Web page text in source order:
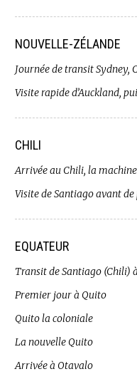
NOUVELLE-ZÉLANDE
Journée de transit Sydney,
Visite rapide d’Auckland,
CHILI
Arrivée au Chili, la
Visite de Santiago avant
EQUATEUR
Transit de Santiago (Chili)
Premier jour à Quito
Quito la coloniale
La nouvelle Quito
Arrivée à Otavalo